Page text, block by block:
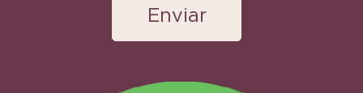
Enviar